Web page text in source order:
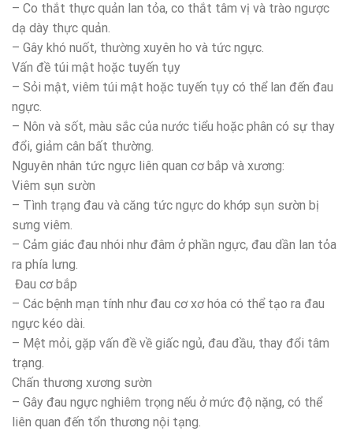
– Co thắt thực quản lan tỏa, co thắt tâm vị và trào ngược
dạ dày thực quản.
– Gây khó nuốt, thường xuyên ho và tức ngực.
Vấn đề túi mật hoặc tuyến tụy
– Sỏi mật, viêm túi mật hoặc tuyến tụy có thể lan đến đau
ngực.
– Nôn và sốt, màu sắc của nước tiểu hoặc phân có sự thay
đổi, giảm cân bất thường.
Nguyên nhân tức ngực liên quan cơ bắp và xương:
Viêm sụn sườn
– Tình trạng đau và căng tức ngực do khớp sụn sườn bị
sưng viêm.
– Cảm giác đau nhói như đâm ở phần ngực, đau dần lan tỏa
ra phía lưng.
Đau cơ bắp
– Các bệnh mạn tính như đau cơ xơ hóa có thể tạo ra đau
ngực kéo dài.
– Mệt mỏi, gặp vấn đề về giấc ngủ, đau đầu, thay đổi tâm
trạng.
Chấn thương xương sườn
– Gây đau ngực nghiêm trọng nếu ở mức độ nặng, có thể
liên quan đến tổn thương nội tạng.